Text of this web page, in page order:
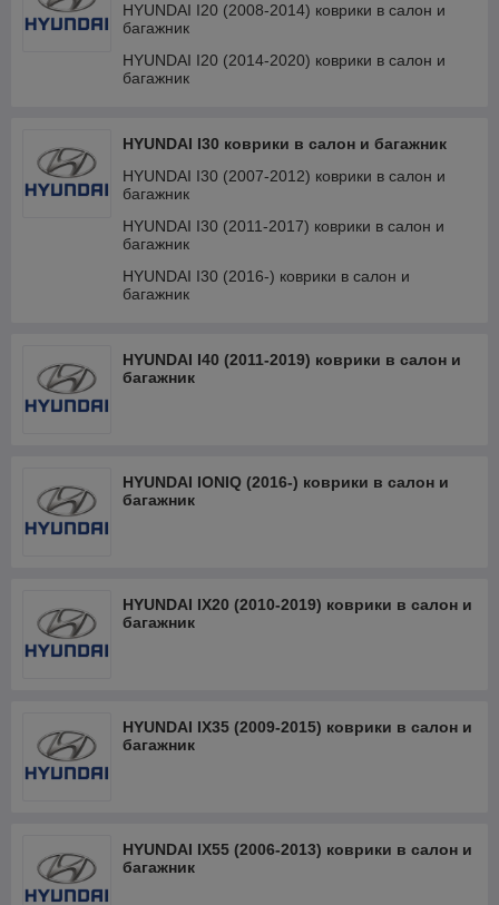
HYUNDAI I20 (2008-2014) коврики в салон и
багажник
HYUNDAI I20 (2014-2020) коврики в салон и
багажник
HYUNDAI I30 коврики в салон и багажник
HYUNDAI I30 (2007-2012) коврики в салон и
багажник
HYUNDAI I30 (2011-2017) коврики в салон и
багажник
HYUNDAI I30 (2016-) коврики в салон и
багажник
HYUNDAI I40 (2011-2019) коврики в салон и
багажник
HYUNDAI IONIQ (2016-) коврики в салон и
багажник
HYUNDAI IX20 (2010-2019) коврики в салон и
багажник
HYUNDAI IX35 (2009-2015) коврики в салон и
багажник
HYUNDAI IX55 (2006-2013) коврики в салон и
багажник